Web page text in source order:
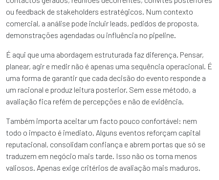
ou feedback de stakeholders estratégicos. Num contexto
comercial, a análise pode incluir leads, pedidos de proposta,
demonstrações agendadas ou influência no pipeline.
É aqui que uma abordagem estruturada faz diferença. Pensar,
planear, agir e medir não é apenas uma sequência operacional. É
uma forma de garantir que cada decisão do evento responde a
um racional e produz leitura posterior. Sem esse método, a
avaliação fica refém de percepções e não de evidência.
Também importa aceitar um facto pouco confortável: nem
todo o impacto é imediato. Alguns eventos reforçam capital
reputacional, consolidam confiança e abrem portas que só se
traduzem em negócio mais tarde. Isso não os torna menos
valiosos. Apenas exige critérios de avaliação mais maduros.